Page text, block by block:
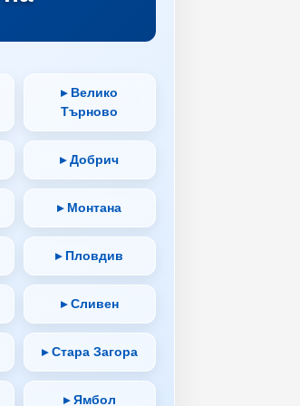
▸ Велико
Търново
▸ Добрич
▸ Монтана
▸ Пловдив
▸ Сливен
▸ Стара Загора
▸ Ямбол